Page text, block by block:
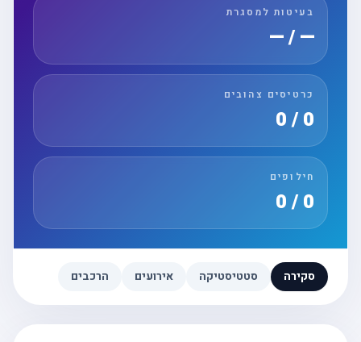
בעיטות למסגרת
— / —
כרטיסים צהובים
חילופים
סקירה סטטיסטיקה אירועים הרכבים